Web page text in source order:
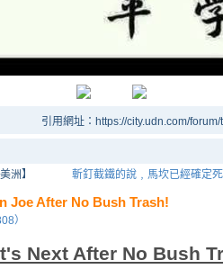
引用網址：https://city.udn.com/
洲】 斬釘截鐵的說﹐馬坎已經確定
Joe After No Bush Trash!
）
Next After No Bush